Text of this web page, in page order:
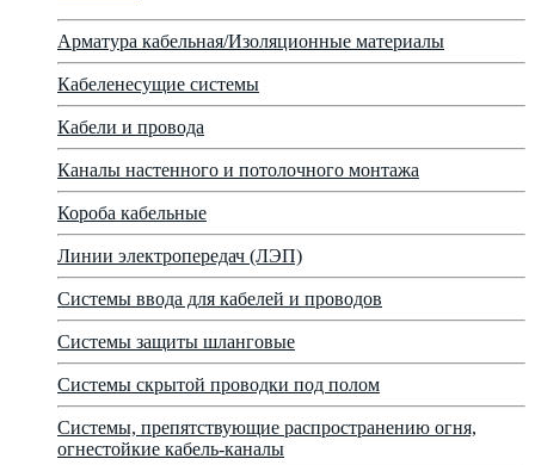
Арматура кабельная/Изоляционные материалы
Кабеленесущие системы
Кабели и провода
Каналы настенного и потолочного монтажа
Короба кабельные
Линии электропередач (ЛЭП)
Системы ввода для кабелей и проводов
Системы защиты шланговые
Системы скрытой проводки под полом
Системы, препятствующие распространению огня,
огнестойкие кабель-каналы